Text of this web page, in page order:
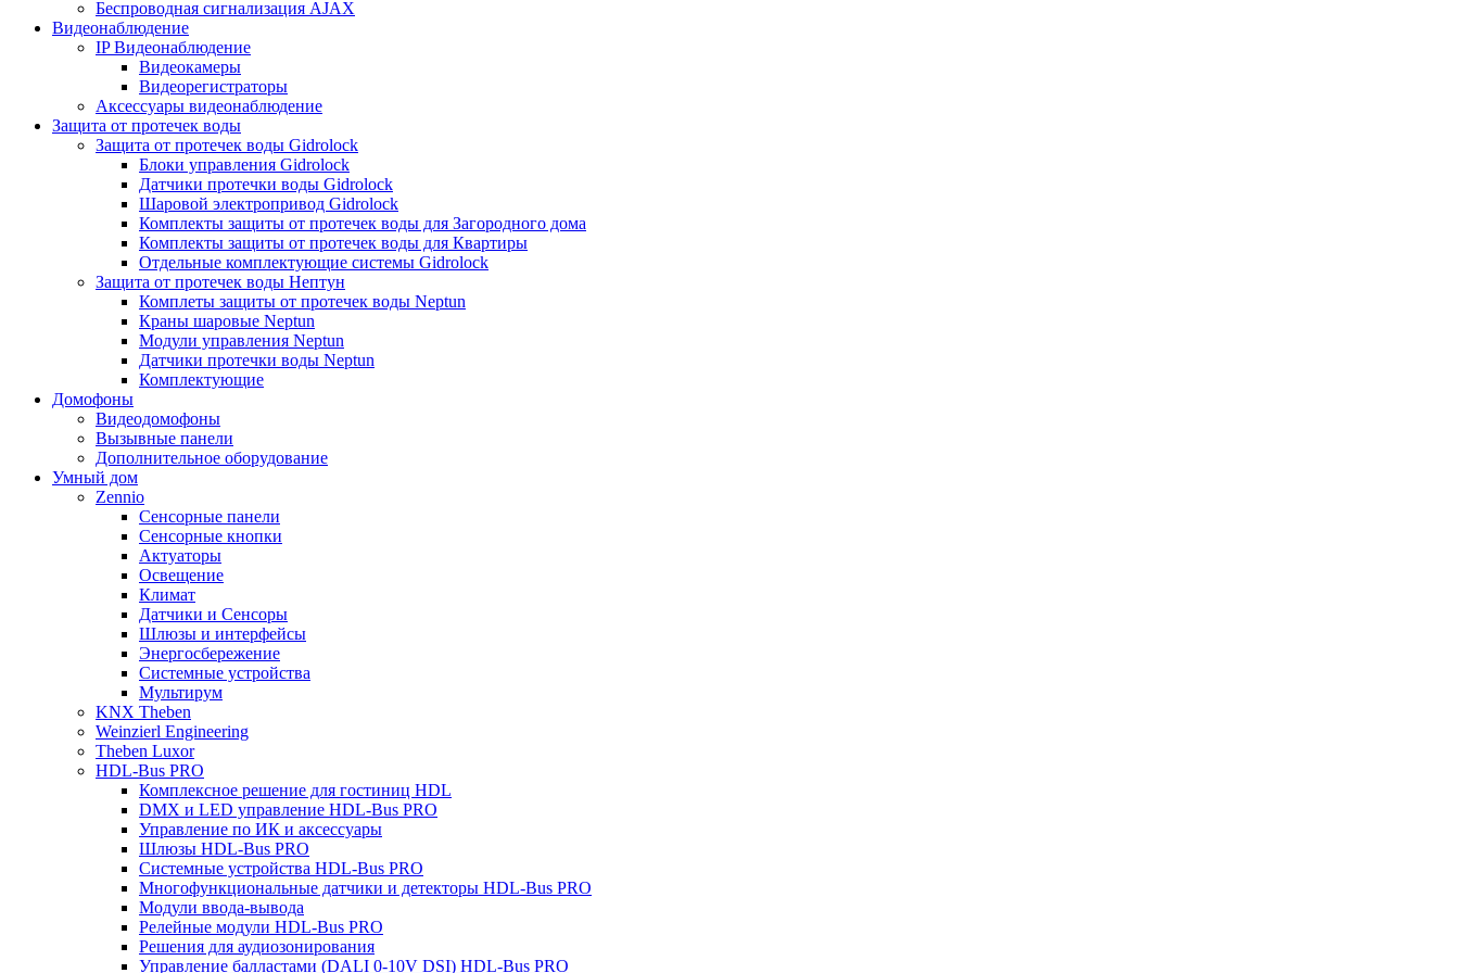
Беспроводная сигнализация AJAX
Видеонаблюдение
IP Видеонаблюдение
Видеокамеры
Видеорегистраторы
Аксессуары видеонаблюдение
Защита от протечек воды
Защита от протечек воды Gidrolock
Блоки управления Gidrolock
Датчики протечки воды Gidrolock
Шаровой электропривод Gidrolock
Комплекты защиты от протечек воды для Загородного дома
Комплекты защиты от протечек воды для Квартиры
Отдельные комплектующие системы Gidrolock
Защита от протечек воды Нептун
Комплеты защиты от протечек воды Neptun
Краны шаровые Neptun
Модули управления Neptun
Датчики протечки воды Neptun
Комплектующие
Домофоны
Видеодомофоны
Вызывные панели
Дополнительное оборудование
Умный дом
Zennio
Сенсорные панели
Сенсорные кнопки
Актуаторы
Освещение
Климат
Датчики и Сенсоры
Шлюзы и интерфейсы
Энергосбережение
Системные устройства
Мультирум
KNX Theben
Weinzierl Engineering
Theben Luxor
HDL-Bus PRO
Комплексное решение для гостиниц HDL
DMX и LED управление HDL-Bus PRO
Управление по ИК и аксессуары
Шлюзы HDL-Bus PRO
Системные устройства HDL-Bus PRO
Многофункциональные датчики и детекторы HDL-Bus PRO
Модули ввода-вывода
Релейные модули HDL-Bus PRO
Решения для аудиозонирования
Управление балластами (DALI 0-10V DSI) HDL-Bus PRO